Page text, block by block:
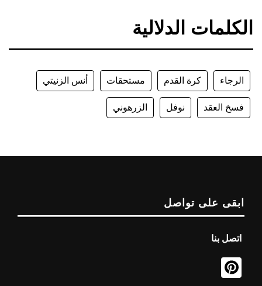
الكلمات الدلالية
الرجاء كرة القدم مستحقات أنس الزنيتي
فسخ العقد نوفل الزرهوني
ابقى على تواصل
اتصل بنا